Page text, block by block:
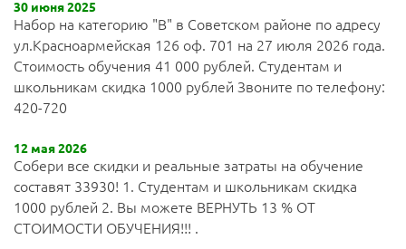
30 июня 2025
Набор на категорию "В" в Советском районе по адресу
ул.Красноармейская 126 оф. 701 на 27 июля 2026 года.
Стоимость обучения 41 000 рублей. Студентам и
школьникам скидка 1000 рублей Звоните по телефону:
420-720
12 мая 2026
Собери все скидки и реальные затраты на обучение
составят 33930! 1. Студентам и школьникам скидка
1000 рублей 2. Вы можете ВЕРНУТЬ 13 % ОТ
СТОИМОСТИ ОБУЧЕНИЯ!!! .